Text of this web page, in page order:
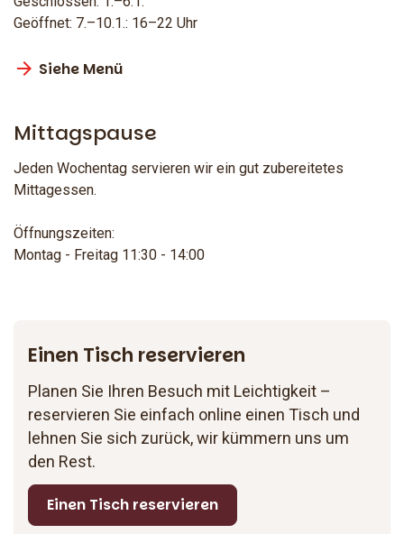
Geöffnet: 7.–10.1.: 16–22 Uhr
Siehe Menü
Mittagspause
Jeden Wochentag servieren wir ein gut zubereitetes
Mittagessen.
Öffnungszeiten:
Montag - Freitag 11:30 - 14:00
Einen Tisch reservieren
Planen Sie Ihren Besuch mit Leichtigkeit –
reservieren Sie einfach online einen Tisch und
lehnen Sie sich zurück, wir kümmern uns um
den Rest.
Einen Tisch reservieren